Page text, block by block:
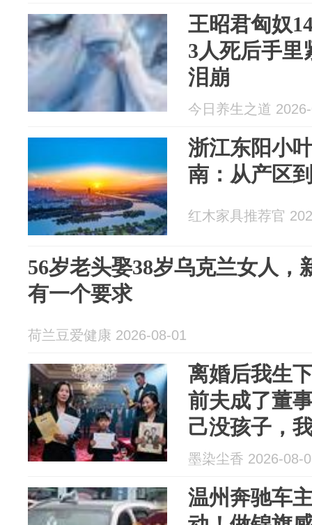
王昭君匈奴
3人死后手里
泪崩
今日养生之道
浙江东阳小
南：从产区
红木家具推荐官
56岁老头娶38岁乌克兰女人，
有一个要求
荷兰豆爱健康 2026-08-01
离婚后我生
前夫成了董
己没孩子，
出现在他公
墨染尘香 2026-08-
温州奔驰车